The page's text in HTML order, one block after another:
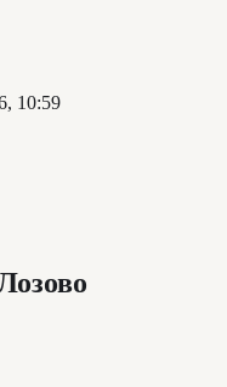
10:59